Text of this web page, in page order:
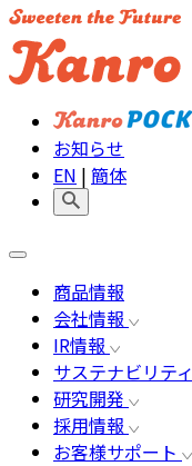
お知らせ
EN | 簡体
商品情報
会社情報
IR情報
サステナビリティ
研究開発
採用情報
お客様サポート